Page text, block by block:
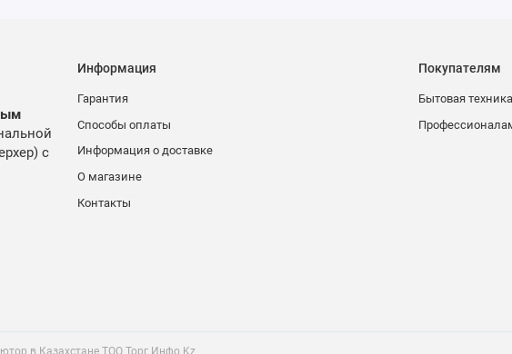
Переключение между ручной / автоматической операциями, Фиксация
с
Информация
Гарантия
Способы оплаты
Информация о доставке
О магазине
Контакты
Покупателям
Бытовая техника
в Казахстане ТОО Торг Инфо Kz